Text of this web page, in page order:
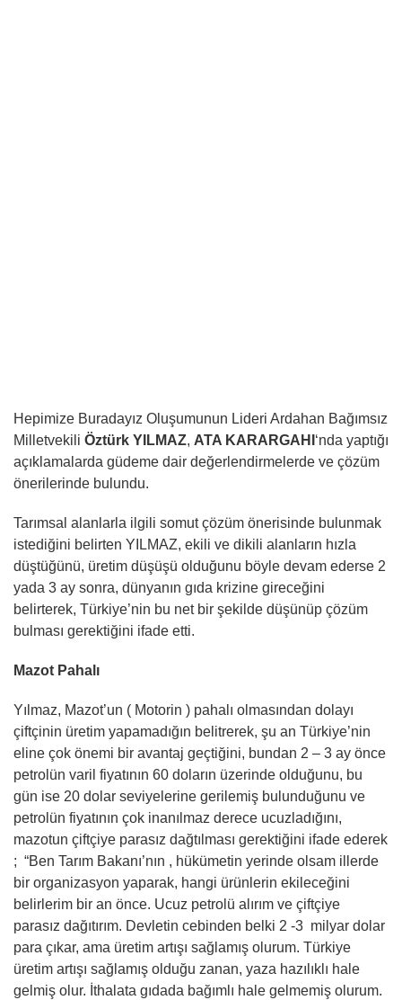
Hepimize Buradayız Oluşumunun Lideri Ardahan Bağımsız
Milletvekili Öztürk YILMAZ, ATA KARARGAHI ‘nda yaptığı
açıklamalarda güdeme dair değerlendirmelerde ve çözüm
önerilerinde bulundu.
Tarımsal alanlarla ilgili somut çözüm önerisinde bulunmak
istediğini belirten YILMAZ, ekili ve dikili alanların hızla
düştüğünü, üretim düşüşü olduğunu böyle devam ederse 2
yada 3 ay sonra, dünyanın gıda krizine gireceğini
belirterek, Türkiye’nin bu net bir şekilde düşünüp çözüm
bulması gerektiğini ifade etti.
Mazot Pahalı
Yılmaz, Mazot’un ( Motorin ) pahalı olmasından dolayı
çiftçinin üretim yapamadığın belitrerek, şu an Türkiye’nin
eline çok önemi bir avantaj geçtiğini, bundan 2 – 3 ay önce
petrolün varil fiyatının 60 doların üzerinde olduğunu, bu
gün ise 20 dolar seviyelerine gerilemiş bulunduğunu ve
petrolün fiyatının çok inanılmaz derece ucuzladığını,
mazotun çiftçiye parasız dağtılması gerektiğini ifade ederek
; “Ben Tarım Bakanı’nın , hükümetin yerinde olsam illerde
bir organizasyon yaparak, hangi ürünlerin ekileceğini
belirlerim bir an önce. Ucuz petrolü alırım ve çiftçiye
parasız dağıtırım. Devletin cebinden belki 2 -3 milyar dolar
para çıkar, ama üretim artışı sağlamış olurum. Türkiye
üretim artışı sağlamış olduğu zanan, yaza hazılıklı hale
gelmiş olur. İthalata gıdada bağımlı hale gelmemiş olurum.